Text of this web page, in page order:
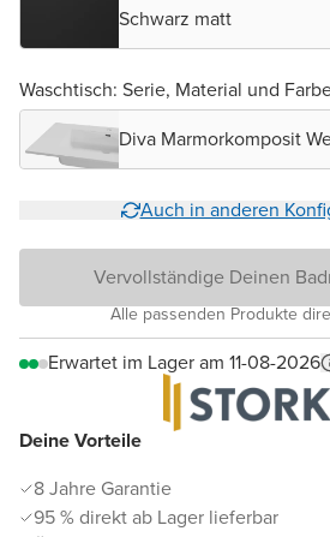
Deine Vorteile
8 Jahre Garantie
95 % direkt ab Lager lieferbar
Schwarz matt
Waschtisch: Serie, Material und
Diva Marmorkomposit
Auch in anderen
Vervollständige Deinen
Alle passenden Produkte
Erwartet im Lager am 11-08-2026